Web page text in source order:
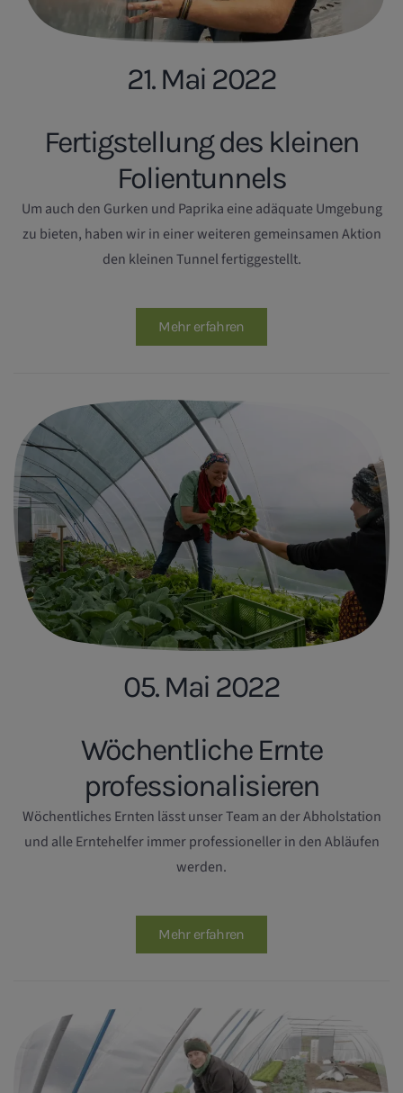
21. Mai 2022
Fertigstellung des kleinen
Folientunnels
Um auch den Gurken und Paprika eine adäquate Umgebung
zu bieten, haben wir in einer weiteren gemeinsamen Aktion
den kleinen Tunnel fertiggestellt.
Mehr erfahren
05. Mai 2022
Wöchentliche Ernte
professionalisieren
Wöchentliches Ernten lässt unser Team an der Abholstation
und alle Erntehelfer immer professioneller in den Abläufen
werden.
Mehr erfahren